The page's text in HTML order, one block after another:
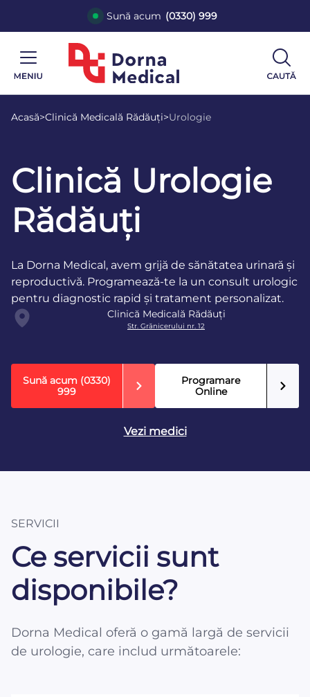
Sună acum (0330) 999
Acasă>Clinică Medicală Rădăuți>Urologie
Clinică Urologie
Rădăuți
La Dorna Medical, avem grijă de sănătatea urinară și
reproductivă. Programează-te la un consult urologic
pentru diagnostic rapid și tratament personalizat.
Clinică Medicală Rădăuți
Str. Grănicerului nr. 12
Sună acum (0330)
999
Programare
Online
Vezi medici
SERVICII
Ce servicii sunt
disponibile?
Dorna Medical oferă o gamă largă de servicii
de urologie, care includ următoarele: